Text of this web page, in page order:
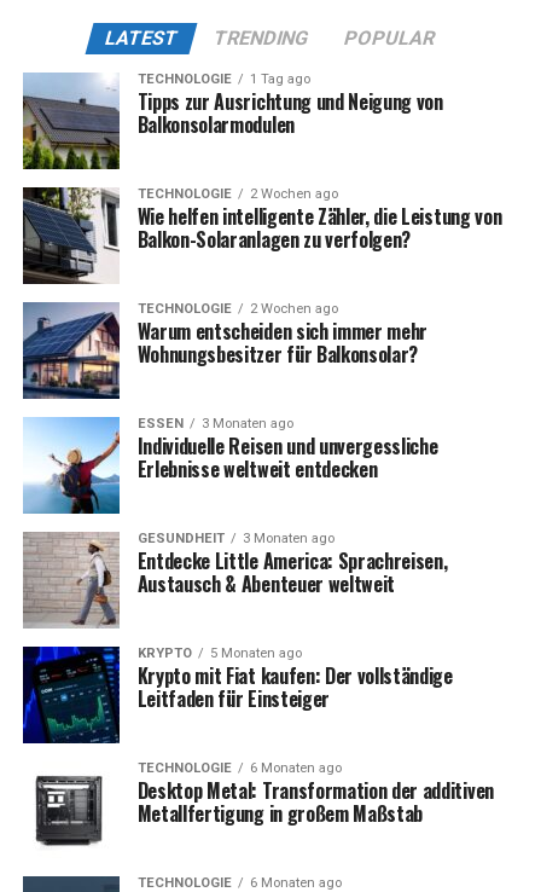
Brauchen deine Posts diese sofortige Crowd?
Der Algorithmus analysiert Fake-Herzen
Instagram nutzt 2025 verschiedene Content-Formate,
darunter
Feed
Reels
Stories
Entdecken
Jedes Format scannt frühe Signale wie Likes innerhalb
der ersten Stunde. Fake-Likes können die Sichtbarkeit
kurzfristig steigern, brechen aber bei nachlassendem
Engagement ein.
Kaufentscheidungen von geringer Qualität
beeinträchtigen die Reichweite. Beiträge mit 80 % Bot-
Likes erzielen nach der ersten Woche 45 % weniger
Reichweite. Echte Nutzer erkennen Fehlanpassungen
und scrollen weiter.
Auch Shadowbans treffen hart. Accounts mit
plötzlichen Likes müssen mit bis zu 14 Tagen
reduzierten Feeds rechnen. Wir haben dem durch
zeitliche Abstände der Veröffentlichungen entgangen.
Wie haben wir die Tests aufgebaut?
LATEST TRENDING POPULAR
TECHNOLOGIE 1 Tag ago
Tipps zur Ausrichtung und Neigung von
Balkonsolarmodulen
TECHNOLOGIE 2 Wochen ago
Wie helfen intelligente Zähler, die Leistung von
Balkon-Solaranlagen zu verfolgen?
TECHNOLOGIE 2 Wochen ago
Warum entscheiden sich immer mehr
Wohnungsbesitzer für Balkonsolar?
ESSEN 3 Monaten ago
Individuelle Reisen und unvergessliche
Erlebnisse weltweit entdecken
GESUNDHEIT 3 Monaten ago
Entdecke Little America: Sprachreisen,
Austausch & Abenteuer weltweit
KRYPTO 5 Monaten ago
Krypto mit Fiat kaufen: Der vollständige
Leitfaden für Einsteiger
TECHNOLOGIE 6 Monaten ago
Desktop Metal: Transformation der additiven
Metallfertigung in großem Maßstab
TECHNOLOGIE 6 Monaten ago